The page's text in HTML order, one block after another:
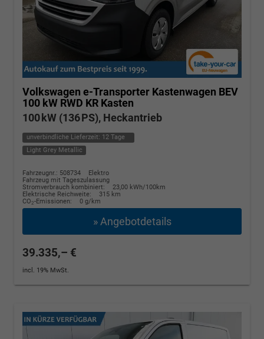
Volkswagen e-Transporter Kastenwagen BEV
100 kW RWD KR Kasten
100 kW (136 PS), Heckantrieb
unverbindliche Lieferzeit: 12 Tage
Light Grey Metallic
Fahrzeugnr.: 508734
Elektro
Fahrzeug mit Tageszulassung
Stromverbrauch kombiniert:
23,00 kWh/100km
Elektrische Reichweite:
315 km
CO2-Emissionen: 0 g/km
» Angebotdetails
39.335,– €
incl. 19% MwSt.